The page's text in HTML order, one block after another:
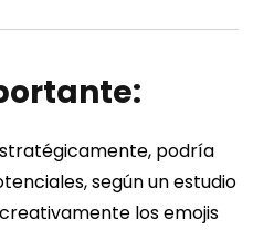
podría
según un estudio
los emojis